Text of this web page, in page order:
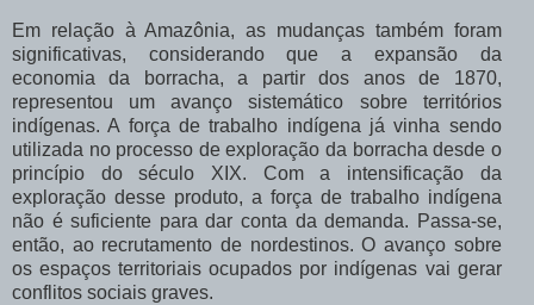
Em relação à Amazônia, as mudanças também foram
significativas, considerando que a expansão da
economia da borracha, a partir dos anos de 1870,
representou um avanço sistemático sobre territórios
indígenas. A força de trabalho indígena já vinha sendo
utilizada no processo de exploração da borracha desde o
princípio do século XIX. Com a intensificação da
exploração desse produto, a força de trabalho indígena
não é suficiente para dar conta da demanda. Passa-se,
então, ao recrutamento de nordestinos. O avanço sobre
os espaços territoriais ocupados por indígenas vai gerar
conflitos sociais graves.